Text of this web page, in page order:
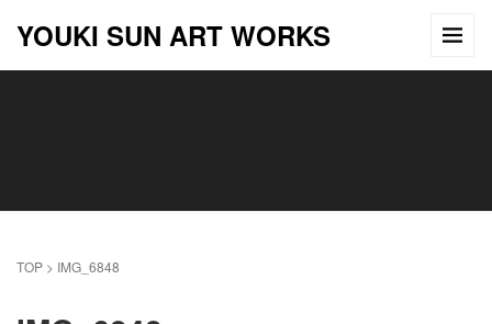
YOUKI SUN ART WORKS
TOP > IMG_6848